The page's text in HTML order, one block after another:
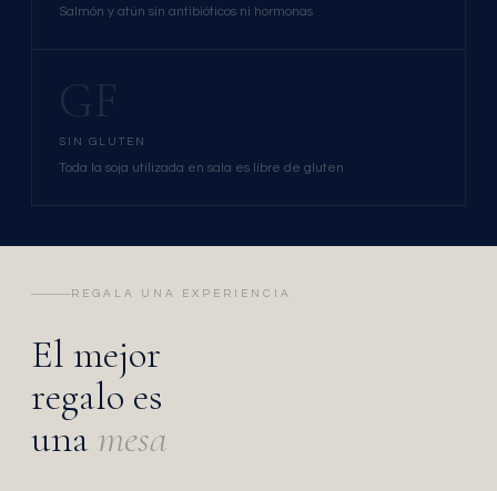
Salmón y atún sin antibióticos ni hormonas
GF
SIN GLUTEN
Toda la soja utilizada en sala es libre de gluten
REGALA UNA EXPERIENCIA
El mejor
regalo es
una mesa